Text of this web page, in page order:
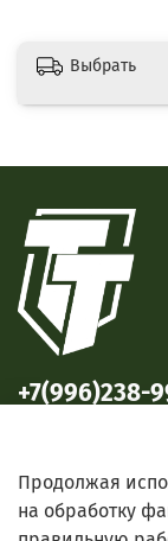
Выбрать
+7(996)238-
Продолжая
на обработку